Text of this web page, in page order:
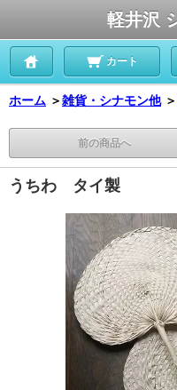
軽井沢
カート
ホーム ＞雑貨・シナモン他 ＞
前の商品へ
うちわ タイ製